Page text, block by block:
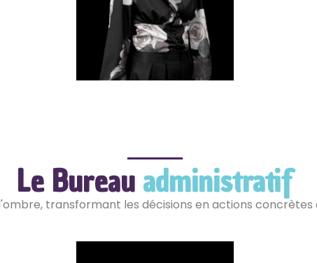
Profil LinkedIn
Le Bureau administratif
transformant les décisions en actions concrètes